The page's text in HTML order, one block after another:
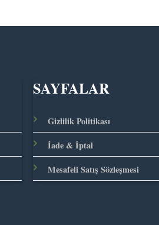
SAYFALAR
Gizlilik Politikası
İade & İptal
Mesafeli Satış Sözleşmesi